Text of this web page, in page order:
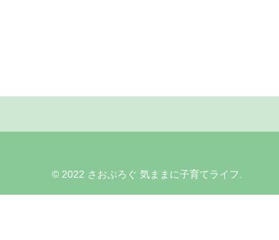
© 2022 さおぷろぐ 気ままに子育てライフ.